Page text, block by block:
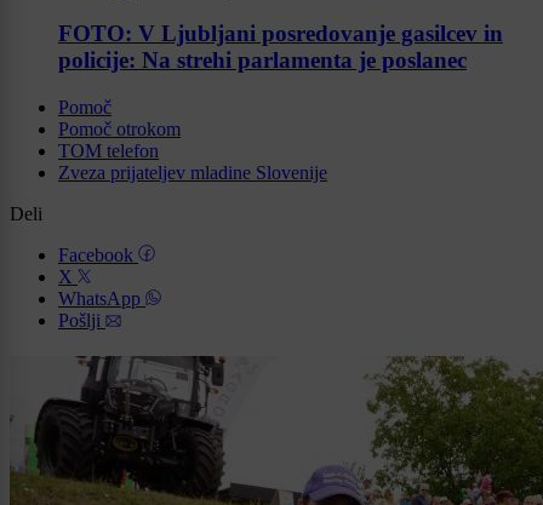
FOTO: V Ljubljani posredovanje gasilcev in
policije: Na strehi parlamenta je poslanec
Pomoč
Pomoč otrokom
TOM telefon
Zveza prijateljev mladine Slovenije
Deli
Facebook
X
WhatsApp
Pošlji